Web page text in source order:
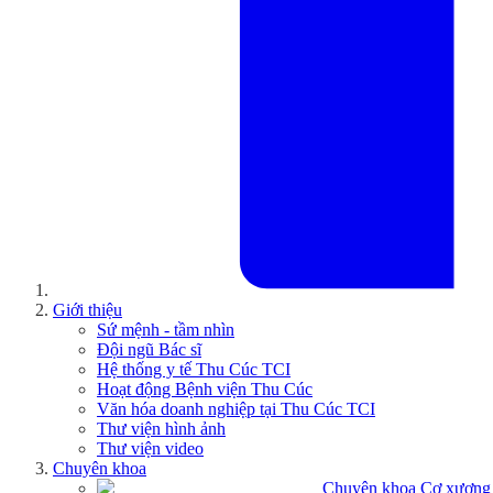
Giới thiệu
Sứ mệnh - tầm nhìn
Đội ngũ Bác sĩ
Hệ thống y tế Thu Cúc TCI
Hoạt động Bệnh viện Thu Cúc
Văn hóa doanh nghiệp tại Thu Cúc TCI
Thư viện hình ảnh
Thư viện video
Chuyên khoa
Chuyên khoa Cơ